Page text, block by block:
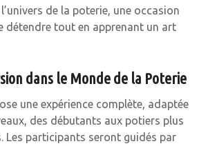
de la poterie, une occasion
détendre tout en apprenant un art
dans le Monde de la Poterie
une expérience complète, adaptée
des débutants aux potiers plus
Les participants seront guidés par